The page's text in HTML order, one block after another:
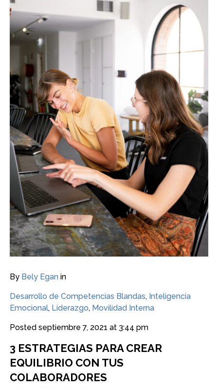
By Bely Egan in
Desarrollo de Competencias Blandas, Inteligencia
Emocional, Liderazgo, Movilidad Interna
Posted septiembre 7, 2021 at 3:44 pm
3 ESTRATEGIAS PARA CREAR
EQUILIBRIO CON TUS
COLABORADORES